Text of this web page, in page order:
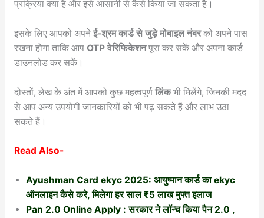
प्रक्रिया क्या है और इसे आसानी से कैसे किया जा सकता है।
इसके लिए आपको अपनेई-श्रम कार्ड से जुड़े मोबाइल नंबरको अपने पास
रखना होगा ताकि आप OTP वेरिफिकेशनपूरा कर सकें और अपना कार्ड
डाउनलोड कर सकें।
दोस्तों, लेख के अंत में आपको कुछ महत्वपूर्ण लिंकभी मिलेंगे, जिनकी मदद
से आप अन्य उपयोगी जानकारियों को भी पढ़ सकते हैं और लाभ उठा
सकते हैं।
Read Also-
Ayushman Card ekyc 2025: आयुष्मान कार्ड का ekyc
ऑनलाइन कैसे करे, मिलेगा हर साल ₹5 लाख मुफ्त इलाज
Pan 2.0 Online Apply : सरकार ने लॉन्च किया पैन 2.0 ,